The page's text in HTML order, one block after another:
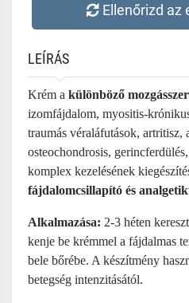
Ellenőrizd az
LEÍRÁS
Krém a különböző
izomfájdalom, myositis-
traumás véraláfutások, artritisz,
osteochondrosis,
komplex kezelésének
fájdalomcsillapító és
Alkalmazása: 2-3 héten
kenje be krémmel a fájdalmas
bele bőrébe. A készítmény
betegség intenzitásától.